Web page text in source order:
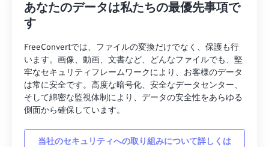
あなたのデータは私たちの最優先事項で
す
FreeConvertでは、ファイルの変換だけでなく、保護も行
います。画像、動画、文書など、どんなファイルでも、堅
牢なセキュリティフレームワークにより、お客様のデータ
は常に安全です。高度な暗号化、安全なデータセンター、
そして綿密な監視体制により、データの安全性をあらゆる
側面から確保しています。
当社のセキュリティへの取り組みについて詳しくは